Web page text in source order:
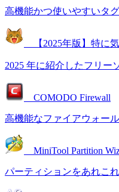
高機能かつ使いやすいタ
【2025年版】特に
2025 年に紹介したフリー
COMODO Firewall
高機能なファイアウォール
MiniTool Partition
パーティションをあれこ